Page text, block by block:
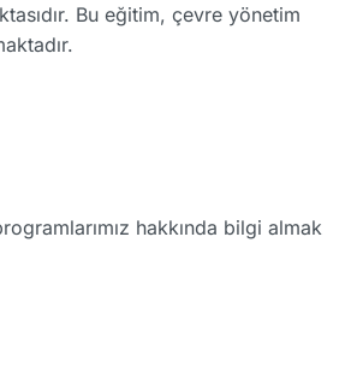
Bu eğitim, çevre yönetim
hakkında bilgi almak